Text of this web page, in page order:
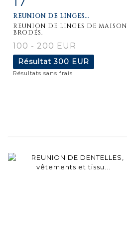
REUNION DE LINGES...
REUNION DE LINGES DE MAISON
BRODÉS.
100 - 200 EUR
Résultat300 EUR
Résultats sans frais